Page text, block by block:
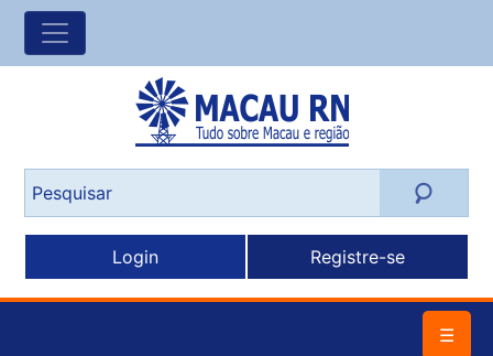
Login Registre-se
☰